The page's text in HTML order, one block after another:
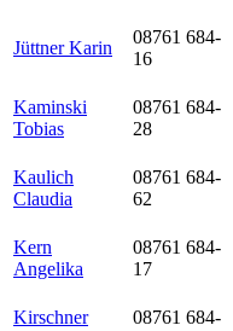
Jüttner Karin
08761 684-
16
Kaminski
Tobias
08761 684-
28
Kaulich
Claudia
08761 684-
62
Kern
Angelika
08761 684-
17
Kirschner
08761 684-